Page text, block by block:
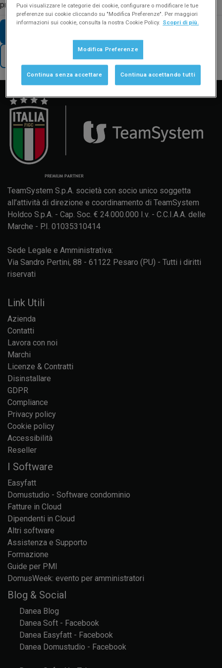
presente).
Manuale d'uso Formazione Aggiornamenti
TeamSystem S.p.A. società con socio unico soggetta
all’attività di direzione e coordinamento di TeamSystem
Holdco S.p.A. - Cap. Soc. € 24.000.000 I.v. - C.C.I.A.A. delle
Marche - P.I. 01035310414
Sede Legale e Amministrativa:
Via Sandro Pertini, 88 - 61122 Pesaro (PU) - Tutti i diritti
riservati
Link Utili
Azienda
Contatti
Lavora con noi
Marchi
Licenze & Contratti
Disinstallare
GDPR
Compliance
Privacy policy
Cookie policy
Accessibilità
Reseller
I Software
Easyfatt
Domustudio - Software condominio
Fatture in Cloud
Dipendenti in Cloud
Altri software
Assistenza e Supporto
Formazione
Guide per PMI
DomusWeek: evento per amministratori
Blog & Social
Danea Blog
Danea Soft - Facebook
Danea Easyfatt - Facebook
Danea Domustudio - Facebook
Puoi visualizzare le categorie dei cookie, configurare o modificare le tue
preferenze sui cookie cliccando su "Modifica Preferenze". Per maggiori
informazioni sui cookie, consulta la nostra Cookie Policy. Scopri di più.
Modifica Preferenze
Continua senza accettare Continua accettando tutti